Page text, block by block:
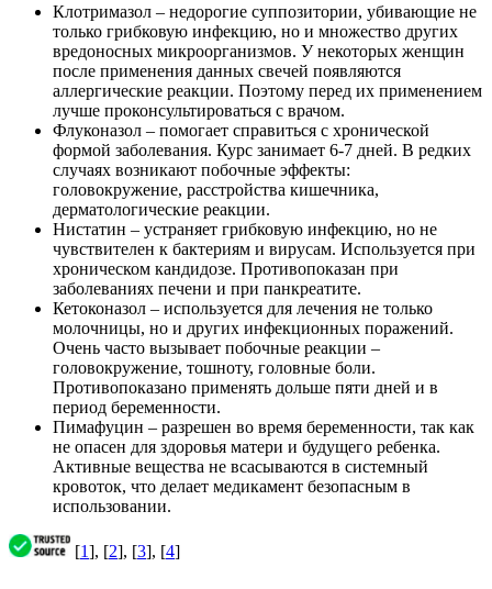
Клотримазол – недорогие суппозитории, убивающие не
только грибковую инфекцию, но и множество других
вредоносных микроорганизмов. У некоторых женщин
после применения данных свечей появляются
аллергические реакции. Поэтому перед их применением
лучше проконсультироваться с врачом.
Флуконазол – помогает справиться с хронической
формой заболевания. Курс занимает 6-7 дней. В редких
случаях возникают побочные эффекты:
головокружение, расстройства кишечника,
дерматологические реакции.
Нистатин – устраняет грибковую инфекцию, но не
чувствителен к бактериям и вирусам. Используется при
хроническом кандидозе. Противопоказан при
заболеваниях печени и при панкреатите.
Кетоконазол – используется для лечения не только
молочницы, но и других инфекционных поражений.
Очень часто вызывает побочные реакции –
головокружение, тошноту, головные боли.
Противопоказано применять дольше пяти дней и в
период беременности.
Пимафуцин – разрешен во время беременности, так как
не опасен для здоровья матери и будущего ребенка.
Активные вещества не всасываются в системный
кровоток, что делает медикамент безопасным в
использовании.
[1], [2], [3], [4]